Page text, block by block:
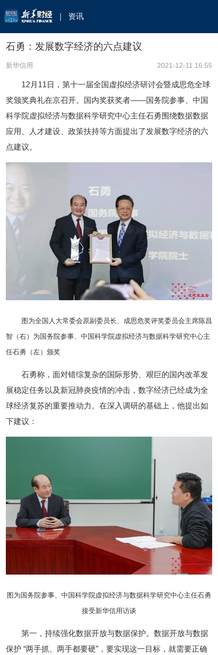
资讯
石勇：发展数字经济的六点建议
新华信用 2021-12-11 16:55
12月11日，第十一届全国虚拟经济研讨会暨成思危全球
奖颁奖典礼在京召开。国内奖获奖者——国务院参事、中国
科学院虚拟经济与数据科学研究中心主任石勇围绕数据数据
应用、人才建设、政策扶持等方面提出了发展数字经济的六
点建议。
图为全国人大常委会原副委员长、成思危奖评奖委员会主席陈昌
智（右）为国务院参事、中国科学院虚拟经济与数据科学研究中心主
任石勇（左）颁奖
石勇称，面对错综复杂的国际形势、艰巨的国内改革发
展稳定任务以及新冠肺炎疫情的冲击，数字经济已经成为全
球经济复苏的重要推动力。在深入调研的基础上，他提出如
下建议：
图为国务院参事、中国科学院虚拟经济与数据科学研究中心主任石勇
接受新华信用访谈
第一，持续强化数据开放与数据保护。数据开放与数据
保护 “两手抓、两手都要硬”，要实现这一目标，就需要正确